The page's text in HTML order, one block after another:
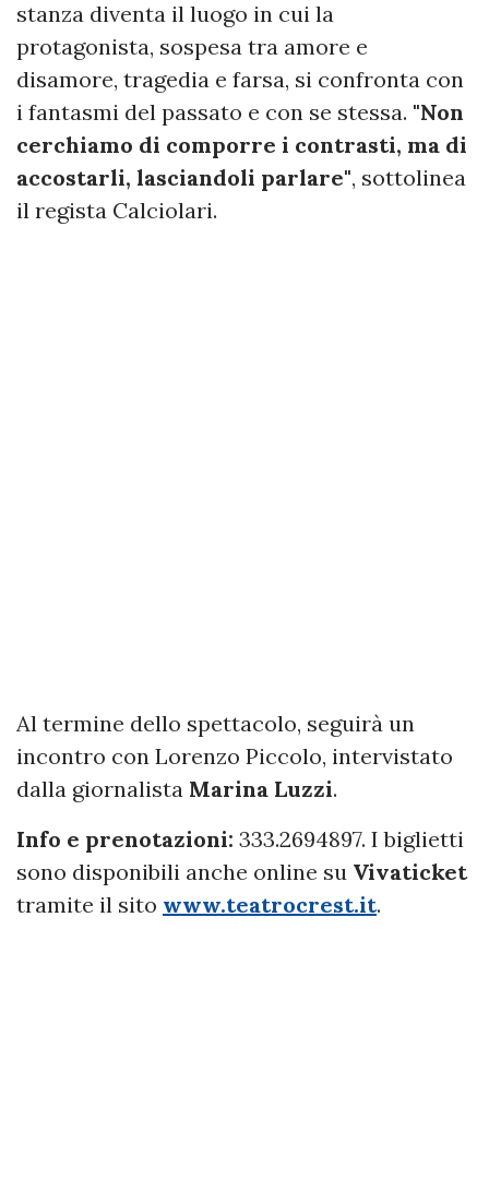
stanza diventa il luogo in cui la
protagonista, sospesa tra amore e
disamore, tragedia e farsa, si confronta con
i fantasmi del passato e con se stessa. "Non
cerchiamo di comporre i contrasti, ma di
accostarli, lasciandoli parlare", sottolinea
il regista Calciolari.
Al termine dello spettacolo, seguirà un
incontro con Lorenzo Piccolo, intervistato
dalla giornalista Marina Luzzi.
Info e prenotazioni: 333.2694897. I biglietti
sono disponibili anche online su Vivaticket
tramite il sito www.teatrocrest.it.